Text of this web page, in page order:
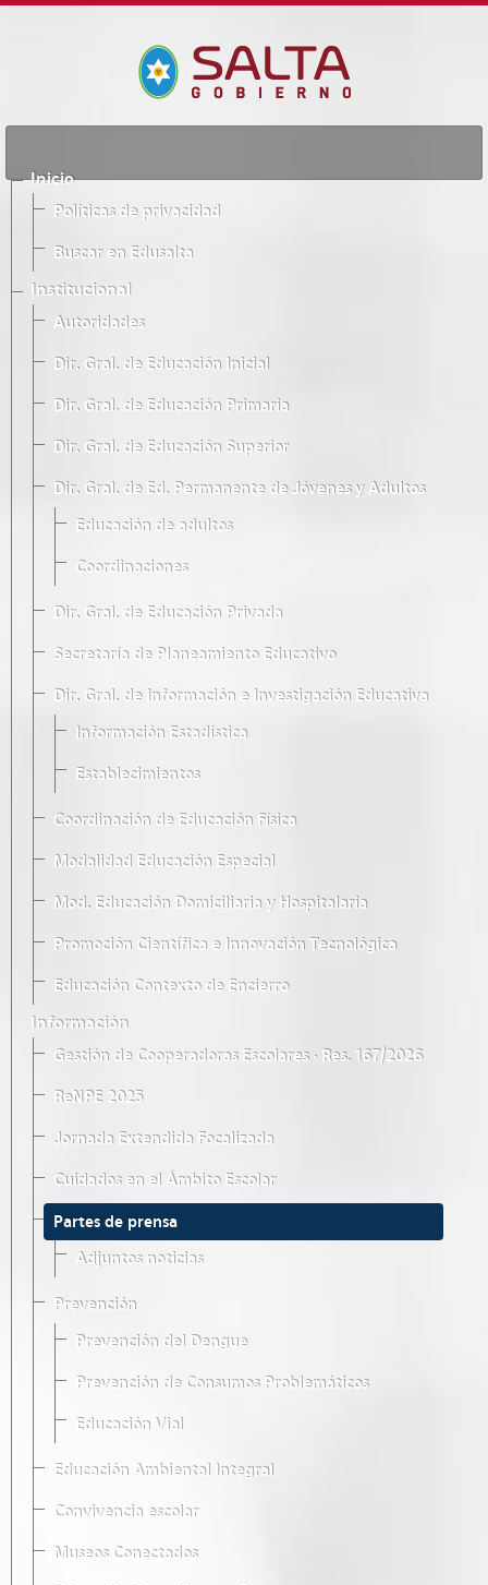
Inicio
Políticas de privacidad
Buscar en Edusalta
Institucional
Autoridades
Dir. Gral. de Educación Inicial
Dir. Gral. de Educación Primaria
Dir. Gral. de Educación Superior
Dir. Gral. de Ed. Permanente de Jóvenes y Adultos
Educación de adultos
Coordinaciones
Dir. Gral. de Educación Privada
Secretaría de Planeamiento Educativo
Dir. Gral. de Información e Investigación Educativa
Información Estadística
Establecimientos
Coordinación de Educación Física
Modalidad Educación Especial
Mod. Educación Domiciliaria y Hospitalaria
Promoción Científica e Innovación Tecnológica
Educación Contexto de Encierro
Información
Gestión de Cooperadoras Escolares · Res. 167/2026
ReNPE 2025
Jornada Extendida Focalizada
Cuidados en el Ámbito Escolar
Partes de prensa
Adjuntos noticias
Prevención
Prevención del Dengue
Prevención de Consumos Problemáticos
Educación Vial
Educación Ambiental Integral
Convivencia escolar
Museos Conectados